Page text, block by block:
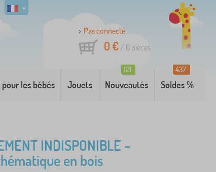
Pas connecté
0 €/ 0 pièces
pour les bébés Jouets Nouveautés
121
Soldes %
437
INDISPONIBLE -
en bois